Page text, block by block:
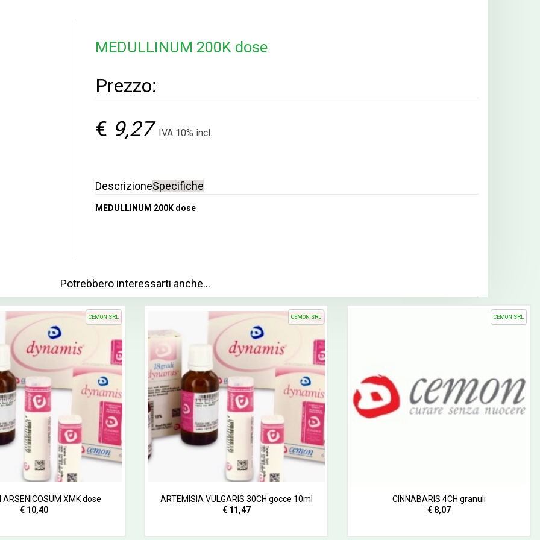
MEDULLINUM 200K dose
Prezzo:
€ 9,27 IVA 10% incl.
DescrizioneSpecifiche
MEDULLINUM 200K dose
Potrebbero interessarti anche…
CEMON SRL
ARSENICOSUM XMK dose
€ 10,40
CEMON SRL
ARTEMISIA VULGARIS 30CH gocce 10ml
€ 11,47
CEMON SRL
CINNABARIS 4CH granuli
€ 8,07